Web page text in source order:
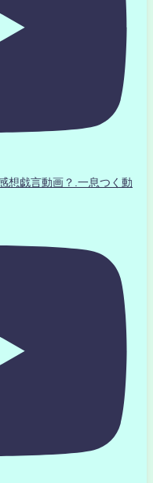
戯言動画？.一息つく動